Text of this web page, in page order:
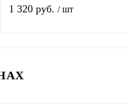
км,22 канала, дисплей,
1 320 руб. / шт